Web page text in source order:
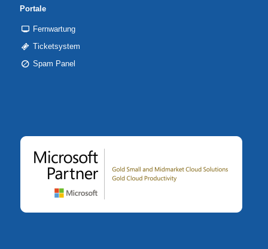
Portale
Fernwartung
Ticketsystem
Spam Panel